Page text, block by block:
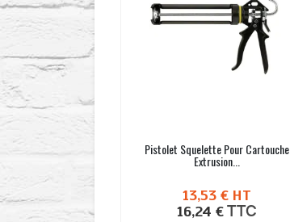
Pistolet Squelette Pour Cartouche
Extrusion...
13,53 € HT
16,24 €TTC